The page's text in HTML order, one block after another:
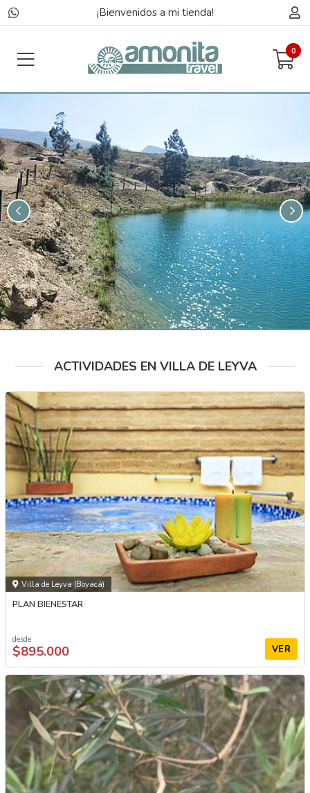
¡Bienvenidos a mi tienda!
0
ACTIVIDADES EN VILLA DE LEYVA
Villa de Leyva (Boyacá)
PLAN BIENESTAR
desde
$895.000 VER